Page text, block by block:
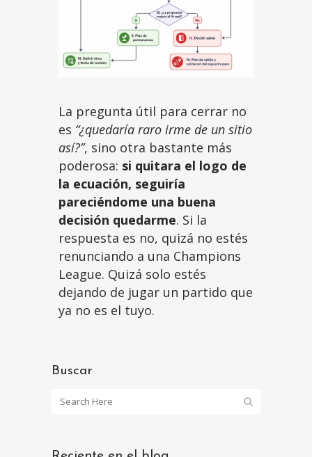
La pregunta útil para cerrar no
es “¿quedaría raro irme de un sitio
así?”, sino otra bastante más
poderosa: si quitara el logo de
la ecuación, seguiría
pareciéndome una buena
decisión quedarme. Si la
respuesta es no, quizá no estés
renunciando a una Champions
League. Quizá solo estés
dejando de jugar un partido que
ya no es el tuyo.
Buscar